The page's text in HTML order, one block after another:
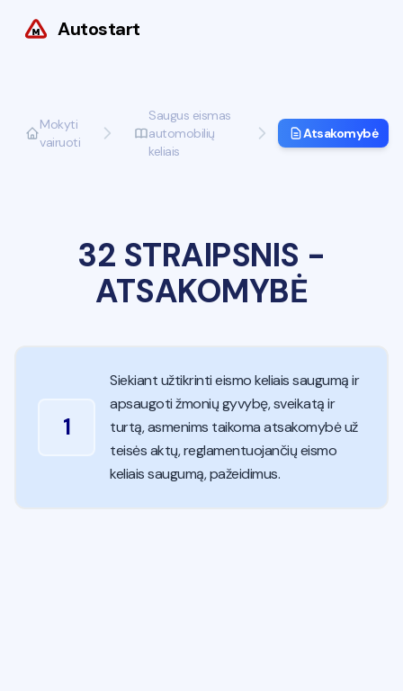
Autostart
Mokyti
vairuoti
Saugus eismas
automobilių
keliais
Atsakomybė
32 STRAIPSNIS -
ATSAKOMYBĖ
1
Siekiant užtikrinti eismo keliais saugumą ir
apsaugoti žmonių gyvybę, sveikatą ir
turtą, asmenims taikoma atsakomybė už
teisės aktų, reglamentuojančių eismo
keliais saugumą, pažeidimus.